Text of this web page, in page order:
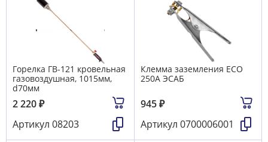
Горелка ГВ-121 кровельная
газовоздушная, 1015мм,
d70мм
2 220₽
Артикул 08203
Клемма заземления ЕСО
250А ЭСАБ
945₽
Артикул 0700006001